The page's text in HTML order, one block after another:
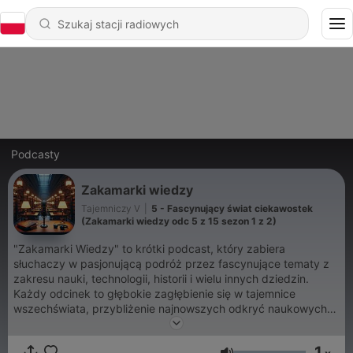
Podcasty
Zakamarki wiedzy
Tajemniczy V
5 - Fascynujący świat ciekawostek
(Zakamarki wiedzy odc 5 z 15 sezon 1 z 2)
"Zakamarki Wiedzy" to krótki podcast, który zabiera
słuchaczy w pasjonującą podróż przez fascynujące tematy z
zakresu nauki, technologii, historii i wielu innych dziedzin.
Każdy odcinek to głębokie zagłębienie się w tajemnice
wszechświata, przybliżenie najnowszych odkryć naukowych
oraz dyskusje na temat kontrowersyjnych kwestii. Zaskakujące